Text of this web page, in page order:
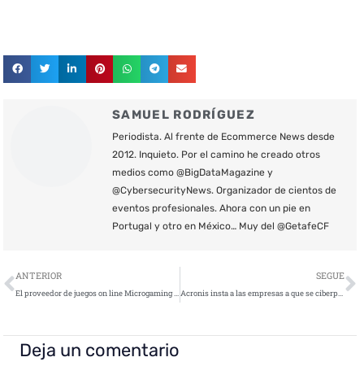
SAMUEL RODRÍGUEZ
Periodista. Al frente de Ecommerce News desde
2012. Inquieto. Por el camino he creado otros
medios como @BigDataMagazine y
@CybersecurityNews. Organizador de cientos de
eventos profesionales. Ahora con un pie en
Portugal y otro en México… Muy del @GetafeCF
Ant
ANTERIOR
El proveedor de juegos on line Microgaming asegura su estrategia cloud con Netskope
SEGUE
Acronis insta a las empresas a que se ciberpreparen (#CyberFit) en la Acronis Global Cyber Summit 2020
Deja un comentario